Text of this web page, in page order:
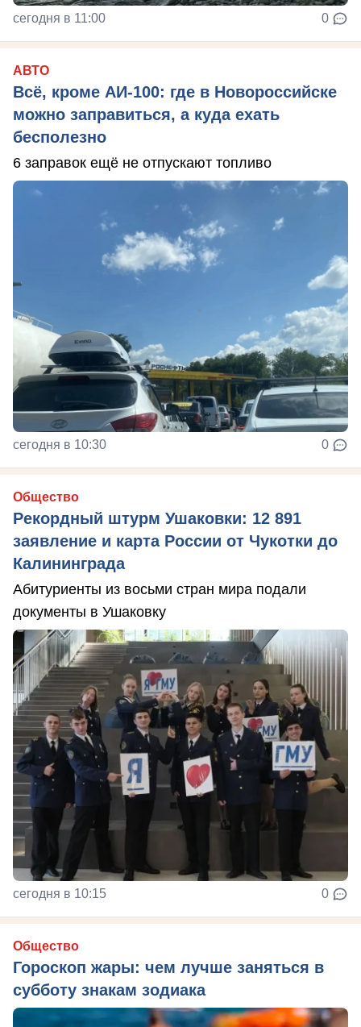
сегодня в 11:00 0
АВТО
Всё, кроме АИ-100: где в Новороссийске
можно заправиться, а куда ехать
бесполезно
6 заправок ещё не отпускают топливо
сегодня в 10:30 0
Общество
Рекордный штурм Ушаковки: 12 891
заявление и карта России от Чукотки до
Калининграда
Абитуриенты из восьми стран мира подали
документы в Ушаковку
сегодня в 10:15 0
Общество
Гороскоп жары: чем лучше заняться в
субботу знакам зодиака